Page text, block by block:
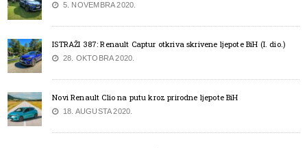
5. NOVEMBRA 2020.
ISTRAŽI 387: Renault Captur otkriva skrivene ljepote BiH (I. dio.)
28. OKTOBRA 2020.
Novi Renault Clio na putu kroz prirodne ljepote BiH
18. AUGUSTA 2020.